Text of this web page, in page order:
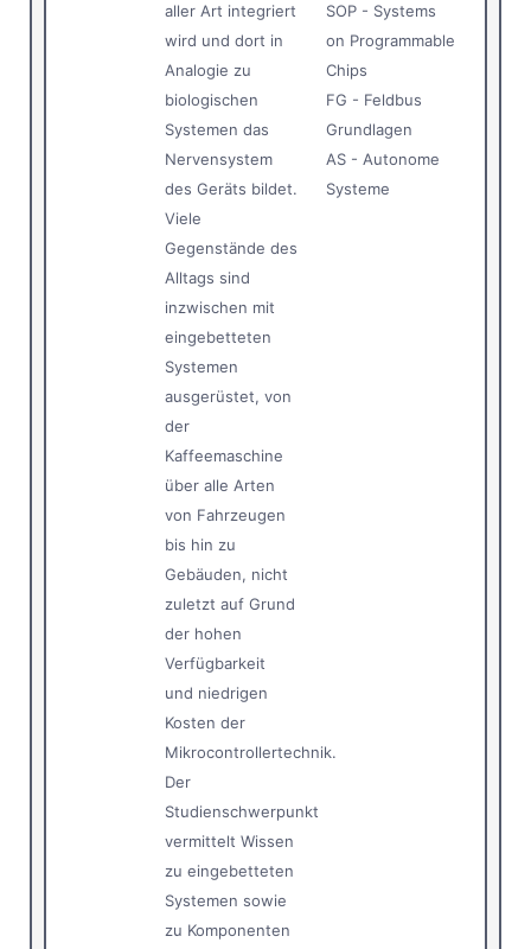
aller Art integriert
wird und dort in
Analogie zu
biologischen
Systemen das
Nervensystem
des Geräts bildet.
Viele
Gegenstände des
Alltags sind
inzwischen mit
eingebetteten
Systemen
ausgerüstet, von
der
Kaffeemaschine
über alle Arten
von Fahrzeugen
bis hin zu
Gebäuden, nicht
zuletzt auf Grund
der hohen
Verfügbarkeit
und niedrigen
Kosten der
Mikrocontrollertechnik.
Der
Studienschwerpunkt
vermittelt Wissen
zu eingebetteten
Systemen sowie
zu Komponenten
SOP - Systems
on Programmable
Chips
FG - Feldbus
Grundlagen
AS - Autonome
Systeme